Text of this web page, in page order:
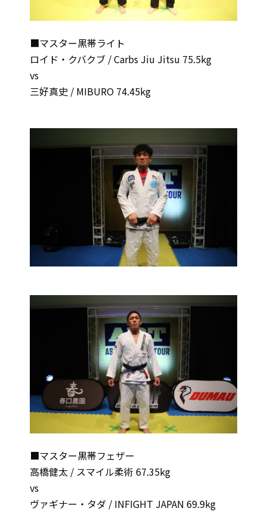
■マスター黒帯ライト
ロイド・クバクブ / Carbs Jiu Jitsu 75.5kg
vs
三好真史 / MIBURO 74.45kg
■マスター黒帯フェザー
高橋健太 / スマイル柔術 67.35kg
vs
ヴァギナー・タダ / INFIGHT JAPAN 69.9kg